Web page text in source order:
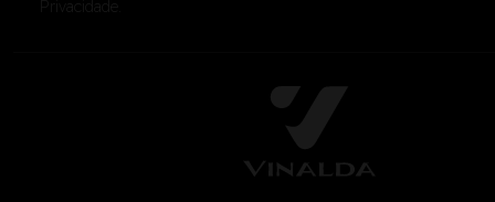
Privacidade